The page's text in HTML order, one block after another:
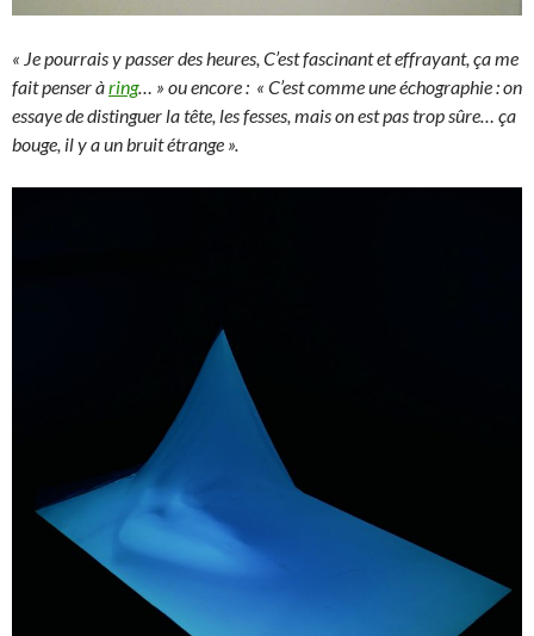
« Je pourrais y passer des heures, C’est fascinant et effrayant, ça me
fait penser àring… » ou encore : « C’est comme une échographie : on
essaye de distinguer la tête, les fesses, mais on est pas trop sûre… ça
bouge, il y a un bruit étrange ».